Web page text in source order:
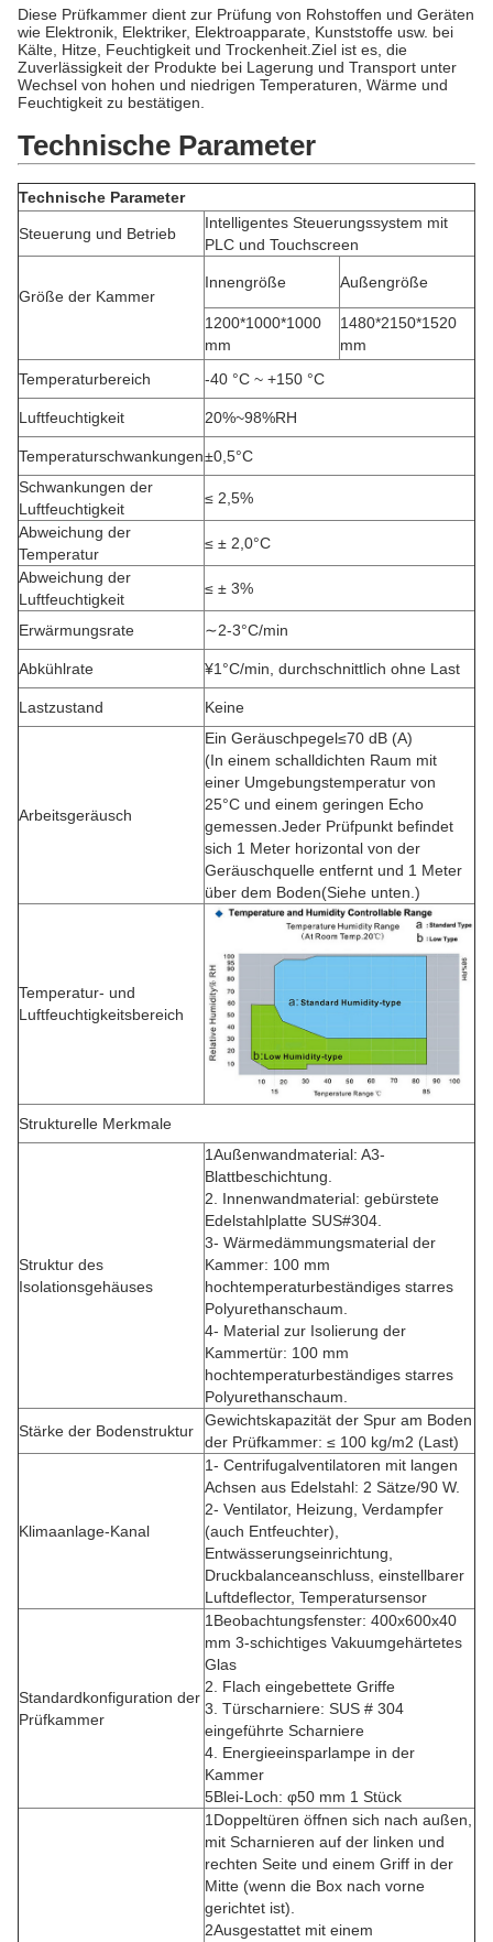
Diese Prüfkammer dient zur Prüfung von Rohstoffen und Geräten
wie Elektronik, Elektriker, Elektroapparate, Kunststoffe usw. bei
Kälte, Hitze, Feuchtigkeit und Trockenheit.Ziel ist es, die
Zuverlässigkeit der Produkte bei Lagerung und Transport unter
Wechsel von hohen und niedrigen Temperaturen, Wärme und
Feuchtigkeit zu bestätigen.
Technische Parameter
Technische Parameter
Steuerung und Betrieb
Intelligentes Steuerungssystem mit
PLC und Touchscreen
Größe der Kammer
Innengröße Außengröße
1200*1000*1000
mm
1480*2150*1520
mm
Temperaturbereich
-40 °C ~ +150 °C
Luftfeuchtigkeit 20%~98%RH
Temperaturschwankungen±0,5°C
Schwankungen der
Luftfeuchtigkeit
≤ 2,5%
Abweichung der
Temperatur
≤ ± 2,0°C
Abweichung der
Luftfeuchtigkeit
≤ ± 3%
Erwärmungsrate ∼2-3°C/min
Abkühlrate ¥1°C/min, durchschnittlich ohne Last
Lastzustand Keine
Arbeitsgeräusch
Ein Geräuschpegel≤70 dB (A)
(In einem schalldichten Raum mit
einer Umgebungstemperatur von
25°C und einem geringen Echo
gemessen.Jeder Prüfpunkt befindet
sich 1 Meter horizontal von der
Geräuschquelle entfernt und 1 Meter
über dem Boden(Siehe unten.)
Temperatur- und
Luftfeuchtigkeitsbereich
Strukturelle Merkmale
Struktur des
Isolationsgehäuses
1Außenwandmaterial: A3-
Blattbeschichtung.
2. Innenwandmaterial: gebürstete
Edelstahlplatte SUS#304.
3- Wärmedämmungsmaterial der
Kammer: 100 mm
hochtemperaturbeständiges starres
Polyurethanschaum.
4- Material zur Isolierung der
Kammertür: 100 mm
hochtemperaturbeständiges starres
Polyurethanschaum.
Stärke der Bodenstruktur
Gewichtskapazität der Spur am Boden
der Prüfkammer: ≤ 100 kg/m2 (Last)
Klimaanlage-Kanal
1- Centrifugalventilatoren mit langen
Achsen aus Edelstahl: 2 Sätze/90 W.
2- Ventilator, Heizung, Verdampfer
(auch Entfeuchter),
Entwässerungseinrichtung,
Druckbalanceanschluss, einstellbarer
Luftdeflector, Temperatursensor
Standardkonfiguration der
Prüfkammer
1Beobachtungsfenster: 400x600x40
mm 3-schichtiges Vakuumgehärtetes
Glas
2. Flach eingebettete Griffe
3. Türscharniere: SUS # 304
eingeführte Scharniere
4. Energieeinsparlampe in der
Kammer
5Blei-Loch: φ50 mm 1 Stück
1Doppeltüren öffnen sich nach außen,
mit Scharnieren auf der linken und
rechten Seite und einem Griff in der
Mitte (wenn die Box nach vorne
gerichtet ist).
2Ausgestattet mit einem